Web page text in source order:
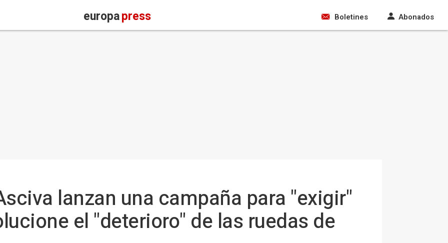
europapress Boletines Abonados
lanzan una campaña para "exigir"
el "deterioro" de las ruedas de